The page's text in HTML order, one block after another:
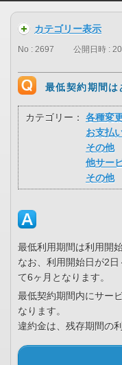
カテゴリー表示
No : 2697 公開日時 :
最低契約期間は
カテゴリー：
各種変
お支払
その他
他サー
その他
最低利用期間は利用開
なお、利用開始日が2
て6ヶ月となります。
最低契約期間内にサー
なります。
違約金は、残存期間の